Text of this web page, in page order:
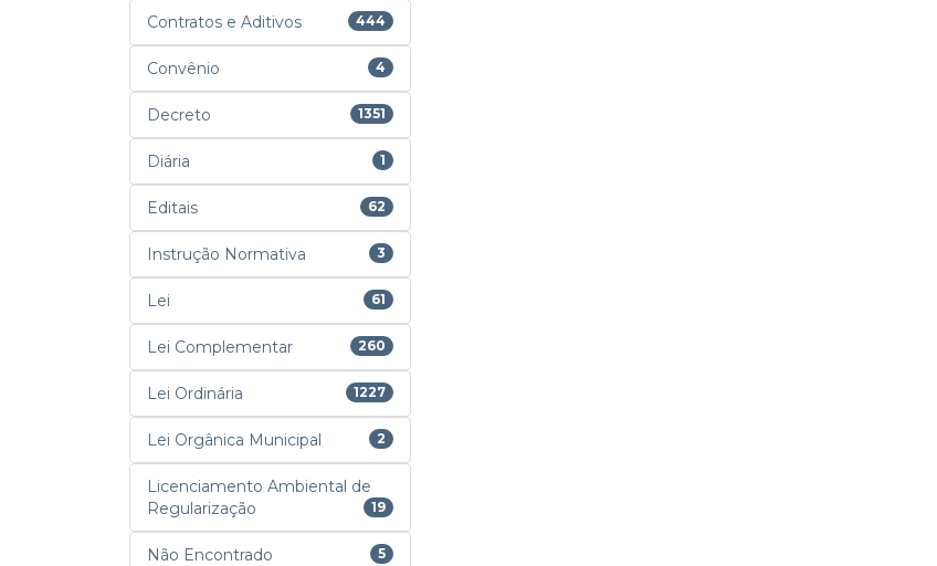
Contratos e Aditivos 444
Convênio 4
Decreto 1351
Diária 1
Editais 62
Instrução Normativa 3
Lei 61
Lei Complementar 260
Lei Ordinária 1227
Lei Orgânica Municipal 2
Licenciamento Ambiental de
Regularização
19
Não Encontrado 5